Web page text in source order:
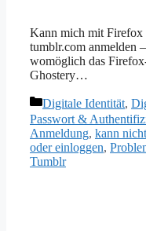
Kann mich mit Firefox
tumblr.com anmelden
womöglich das
Ghostery…
Kategorien
Digitale Identität,
Passwort &
Anmeldung, kann
oder einloggen,
Tumblr